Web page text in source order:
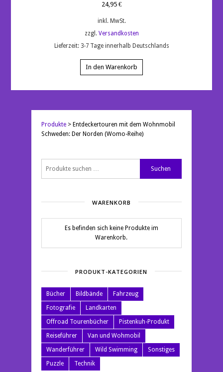
24,95 €
inkl. MwSt.
zzgl. Versandkosten
Lieferzeit: 3-7 Tage innerhalb Deutschlands
In den Warenkorb
Produkte> Entdeckertouren mit dem Wohnmobil
Schweden: Der Norden (Womo-Reihe)
nach:
Suchen
WARENKORB
Es befinden sich keine Produkte im
Warenkorb.
PRODUKT-KATEGORIEN
Bücher Bildbände
Fahrzeug
Fotografie
Landkarten
Offroad Tourenbücher
Pistenkuh-Produkt
Reiseführer
Van und Wohmobil
Wanderführer
Wild Swimming
Sonstiges
Puzzle
Technik